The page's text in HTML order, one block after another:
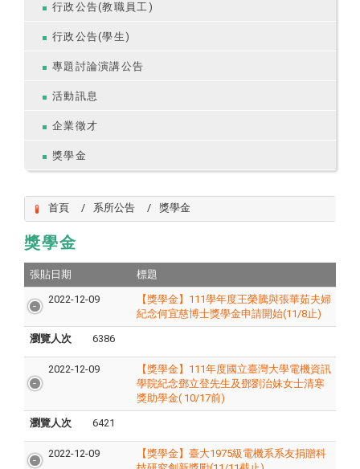
行政公告(教職員工)
行政公告(學生)
專題討論演講公告
活動訊息
企業徵才
獎學金
首頁 系所公告 獎學金
獎學金
張貼日期 標題
2022-12-09
【獎學金】111學年度王榮騰與張華茹夫婦
紀念何宜慈博士獎學金申請開始(11/8止)
瀏覽人次 6386
2022-12-09
【獎學金】111年度國立臺灣大學電機資訊
學院紀念鄧立登先生及鄧劉治妹女士清寒
獎助學金( 10/17前)
瀏覽人次 6421
2022-12-09
【獎學金】臺大1975級電機系系友捐贈科